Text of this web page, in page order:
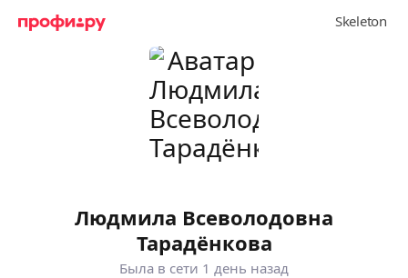
Людмила Всеволодовна
Тарадёнкова
Была в сети 1 день назад